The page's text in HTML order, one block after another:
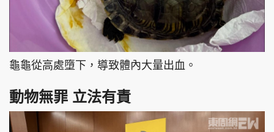
龜龜從高處墮下，導致體內大量出血。
動物無罪 立法有責